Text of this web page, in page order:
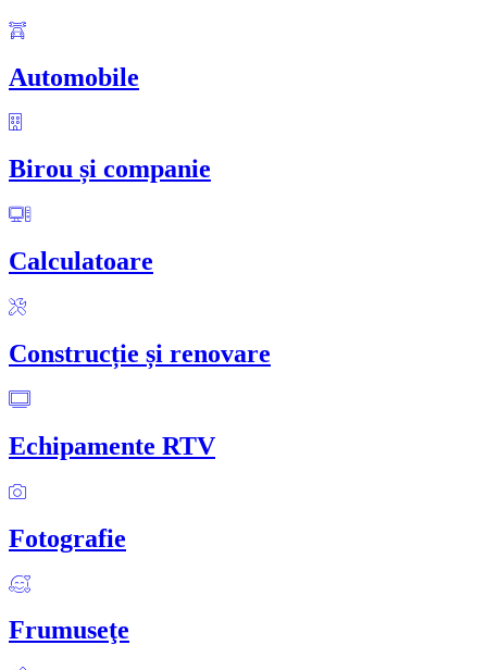
Automobile
Birou și companie
Calculatoare
Construcție și renovare
Echipamente RTV
Fotografie
Frumuseţe